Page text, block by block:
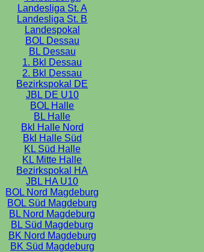
Landesliga St. A
Landesliga St. B
Landespokal
BOL Dessau
BL Dessau
1. Bkl Dessau
2. Bkl Dessau
Bezirkspokal DE
JBL DE U10
BOL Halle
BL Halle
Bkl Halle Nord
Bkl Halle Süd
KL Süd Halle
KL Mitte Halle
Bezirkspokal HA
JBL HA U10
BOL Nord Magdeburg
BOL Süd Magdeburg
BL Nord Magdeburg
BL Süd Magdeburg
BK Nord Magdeburg
BK Süd Magdeburg